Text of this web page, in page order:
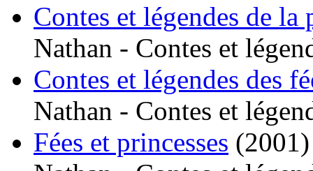
Contes et légendes de la
Nathan - Contes et
Contes et légendes des
Nathan - Contes et
Fées et princesses (2001)